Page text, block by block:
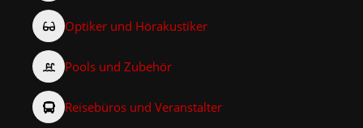
Optiker und Hörakustiker
Pools und Zubehör
Reisebüros und Veranstalter